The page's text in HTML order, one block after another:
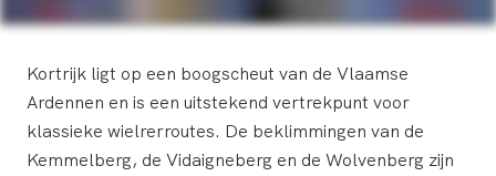
Kortrijk ligt op een boogscheut van de Vlaamse
Ardennen en is een uitstekend vertrekpunt voor
klassieke wielrerroutes. De beklimmingen van de
Kemmelberg, de Vidaigneberg en de Wolvenberg zijn